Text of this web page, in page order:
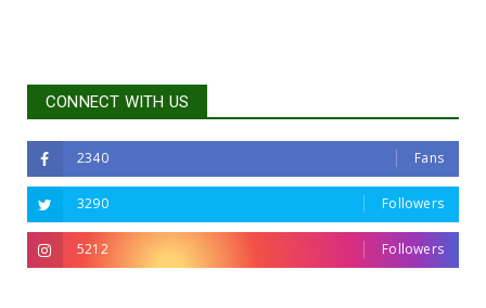
CONNECT WITH US
2340 Fans
3290 Followers
5212 Followers